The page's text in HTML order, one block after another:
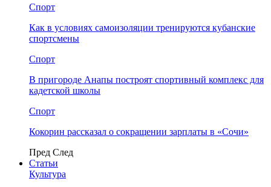
Спорт
Как в условиях самоизоляции тренируются кубанские
спортсмены
Спорт
В пригороде Анапы построят спортивный комплекс для
кадетской школы
Спорт
Кокорин рассказал о сокращении зарплаты в «Сочи»
Пред След
Статьи
Культура